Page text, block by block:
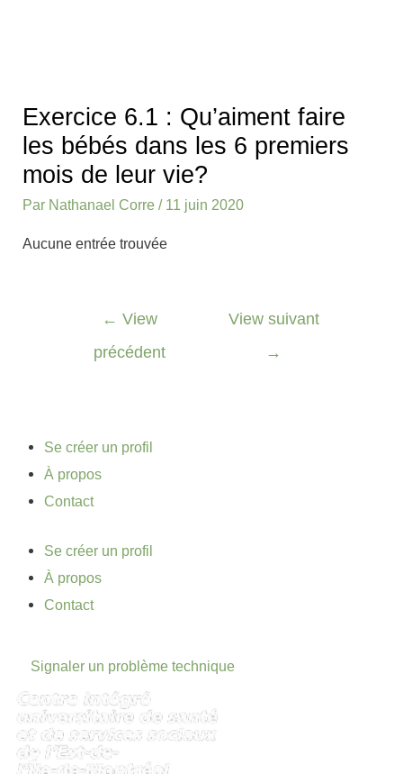
Exercice 6.1 : Qu’aiment faire
les bébés dans les 6 premiers
mois de leur vie?
Par Nathanael Corre/ 11 juin 2020
Aucune entrée trouvée
articles
← View
précédent
View suivant
→
Se créer un profil
À propos
Contact
Se créer un profil
À propos
Contact
Signaler un problème technique